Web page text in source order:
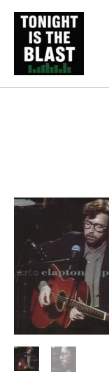
contenido